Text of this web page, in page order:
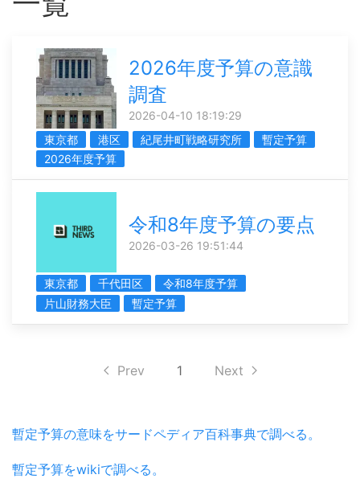
2026年度予算の意識
調査
2026-04-10 18:19:29
東京都
港区 紀尾井町戦略研究所
暫定予算
2026年度予算
令和8年度予算の要点
2026-03-26 19:51:44
東京都 千代田区
令和8年度予算
片山財務大臣
暫定予算
Prev 1 Next
暫定予算の意味をサードペディア百科事典で調べる。
暫定予算をwikiで調べる。